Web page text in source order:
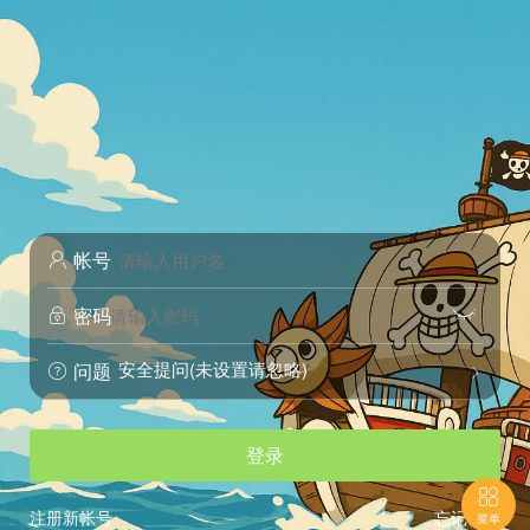
 帐号
 密码 
 问题 
安全提问(未设置请忽略)
登录
忘记密码
注册新帐号

菜单